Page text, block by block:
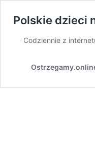
Polskie dzieci
Codziennie z